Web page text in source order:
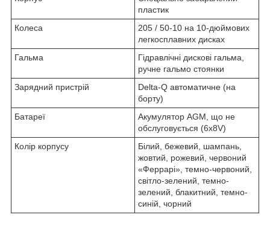
пластик
Колеса
205 / 50-10 на 10-дюймових
легкосплавних дисках
Гальма
Гідравлічні дискові гальма,
ручне гальмо стоянки
Зарядний пристрій
Delta-Q автоматичне (на
борту)
Батареї
Акумулятор AGM, що не
обслуговується (6x8V)
Колір корпусу
Білий, бежевий, шампань,
жовтий, рожевий, червоний
«Феррарі», темно-червоний,
світло-зелений, темно-
зелений, блакитний, темно-
синій, чорний